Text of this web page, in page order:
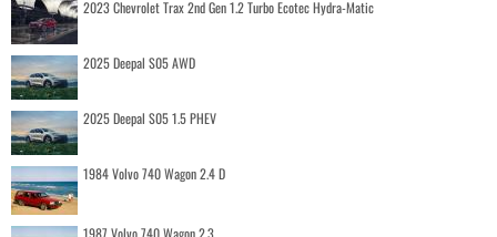
2023 Chevrolet Trax 2nd Gen 1.2 Turbo Ecotec Hydra-Matic
2025 Deepal S05 AWD
2025 Deepal S05 1.5 PHEV
1984 Volvo 740 Wagon 2.4 D
1987 Volvo 740 Wagon 2.3